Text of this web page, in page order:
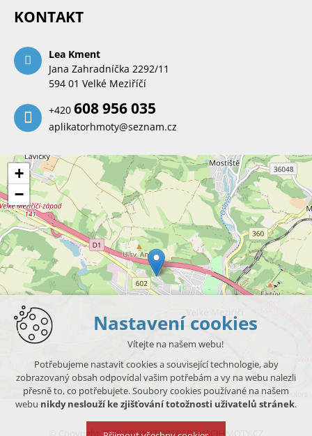
KONTAKT
Lea Kment
Jana Zahradníčka 2292/11
594 01 Velké Meziříčí
+420 608 956 035
aplikatorhmoty@seznam.cz
+
−
Leaflet| © OpenStreetMap contributors
© Copyright 2026 APLIKATORSPAROVACIHMOTY.CZ
Nastavení cookies
Vítejte na našem webu!
Potřebujeme nastavit cookies a související technologie, aby
zobrazovaný obsah odpovídal vašim potřebám a vy na webu nalezli
přesně to, co potřebujete. Soubory cookies používané na našem
webu nikdy neslouží ke zjišťování totožnosti uživatelů stránek.